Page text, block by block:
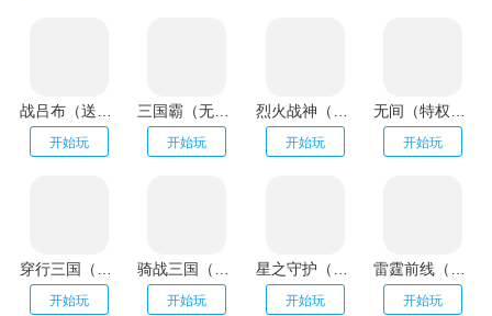
开始玩 开始玩 开始玩 开始玩
穿行三国（全武将免充）
开始玩
骑战三国（GM刷充金手指）
开始玩
星之守护（神龙送万充）
开始玩
雷霆前线（送传世100万充）
开始玩